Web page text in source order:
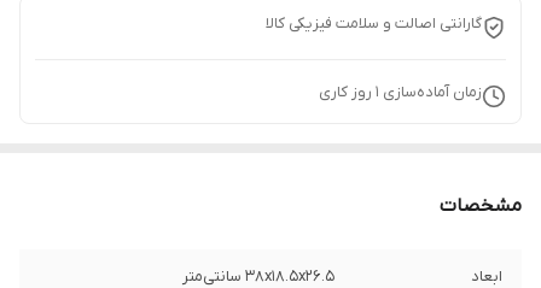
گارانتی اصالت و سلامت فیزیکی کالا
زمان آماده‌سازی 1 روز کاری
مشخصات
ابعاد ۳۸x18.5x26.5 سانتی‌متر